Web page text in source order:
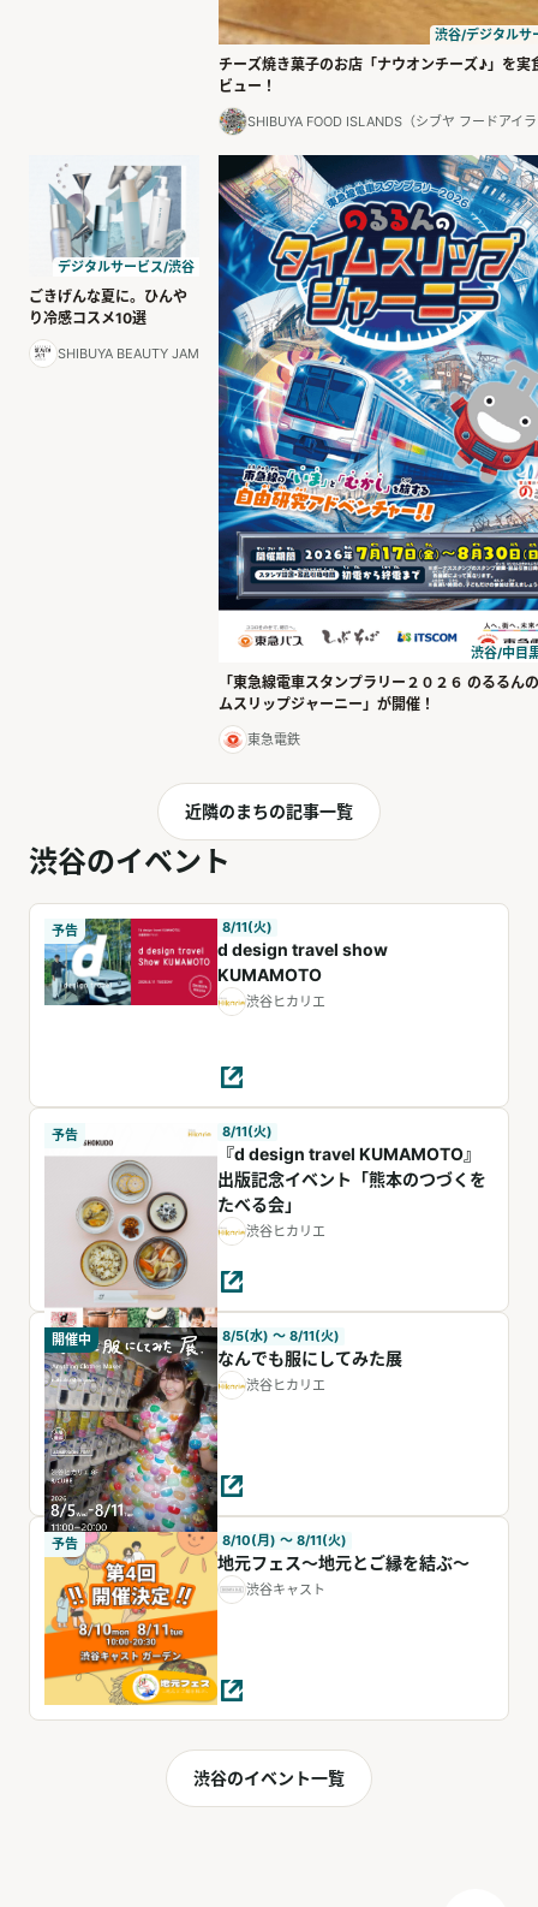
渋谷/デジタルサ
チーズ焼き菓子のお店「ナウオンチーズ♪」を実
ビュー！
SHIBUYA FOOD ISLANDS（シブヤ フードアイ
デジタルサービス/渋谷
ごきげんな夏に。ひんや
り冷感コスメ10選
SHIBUYA BEAUTY JAM
渋谷/中目
「東急線電車スタンプラリー２０２６ のるるん
ムスリップジャーニー」が開催！
東急電鉄
近隣のまちの記事一覧
渋谷のイベント
予告 8/11(火)
d design travel show
KUMAMOTO
渋谷ヒカリエ
予告 8/11(火)
『d design travel KUMAMOTO』
出版記念イベント「熊本のつづくを
たべる会」
渋谷ヒカリエ
開催中 8/5(水) 〜 8/11(火)
なんでも服にしてみた展
渋谷ヒカリエ
予告 8/10(月) 〜 8/11(火)
地元フェス〜地元とご縁を結ぶ〜
渋谷キャスト
渋谷のイベント一覧